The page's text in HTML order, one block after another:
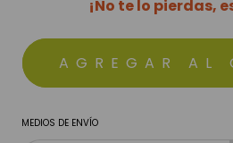
¡No te lo pierdas,
MEDIOS DE ENVÍO